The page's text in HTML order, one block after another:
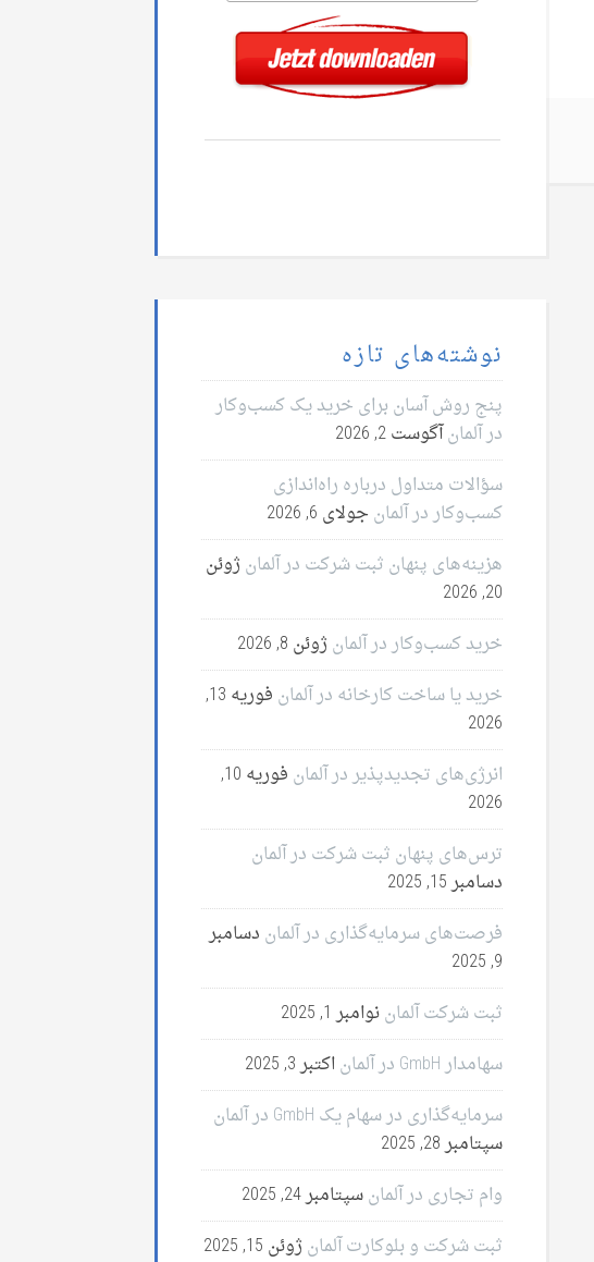
نوشته‌های تازه
پنج روش آسان برای خرید یک کسب‌وکار
در آلمانآگوست 2, 2026
سؤالات متداول درباره راه‌اندازی
کسب‌وکار در آلمان جولای 6, 2026
هزینه‌های پنهان ثبت شرکت در آلمان ژوئن
20, 2026
خرید کسب‌وکار در آلمان ژوئن 8, 2026
خرید یا ساخت کارخانه در آلمان
فوریه 13,
2026
انرژی‌های تجدیدپذیر در آلمان
فوریه 10,
2026
ترس‌های پنهان ثبت شرکت در آلمان
دسامبر 15, 2025
فرصت‌های سرمایه‌گذاری در آلمان دسامبر
9, 2025
ثبت شرکت آلماننوامبر 1, 2025
سهامدار GmbH در آلمان
اکتبر 3, 2025
سرمایه‌گذاری در سهام یک GmbH در آلمان
سپتامبر 28, 2025
وام تجاری در آلمانسپتامبر 24, 2025
ثبت شرکت و بلوکارت آلمان ژوئن 15, 2025